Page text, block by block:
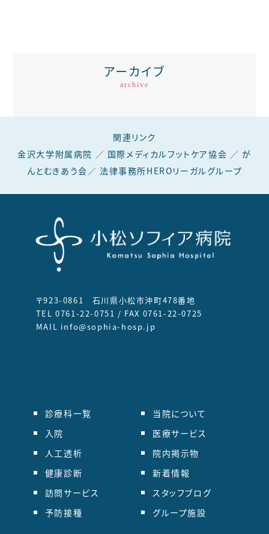
アーカイブ
archive
関連リンク
金沢大学附属病院 ／ 国際メディカルフットケア協会 ／ が
んとむきあう会 ／ 法律事務所HEROリーガルグループ
〒923-0861 石川県小松市沖町478番地
TEL 0761-22-0751 / FAX 0761-22-0725
MAIL info@sophia-hosp.jp
診療科一覧
入院
人工透析
健康診断
訪問サービス
予防接種
当院について
医療サービス
院内掲示物
新着情報
スタッフブログ
グループ施設